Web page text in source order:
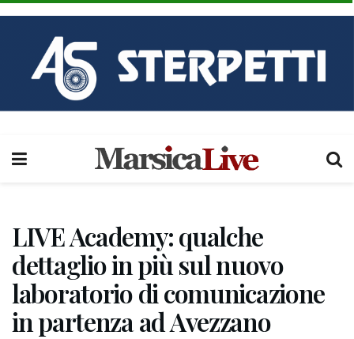
LIVE Academy: qualche
dettaglio in più sul nuovo
laboratorio di comunicazione
in partenza ad Avezzano